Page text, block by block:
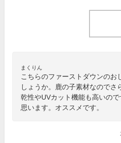
まくりん
こちらのファーストダウンのお
しょうか。鹿の子素材なのでさ
乾性やUVカット機能も高いの
思います。オススメです。